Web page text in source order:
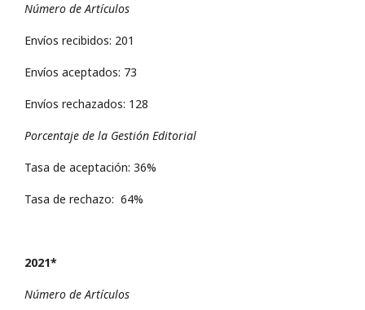
Número de Artículos
Envíos recibidos: 201
Envíos aceptados: 73
Envíos rechazados: 128
Porcentaje de la Gestión Editorial
Tasa de aceptación: 36%
Tasa de rechazo: 64%
2021*
Número de Artículos